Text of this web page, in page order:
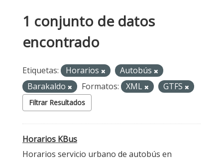
1 conjunto de datos
encontrado
Etiquetas: Horarios
Autobús
Barakaldo
Formatos: XML GTFS
Filtrar Resultados
Horarios KBus
Horarios servicio urbano de autobús en